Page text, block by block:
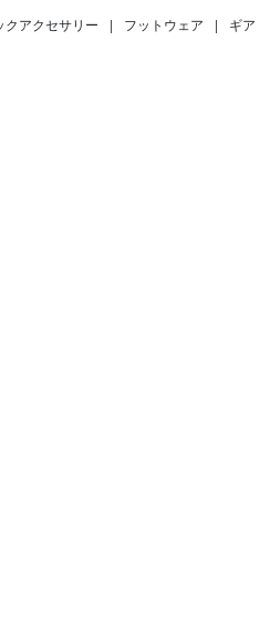
クアクセサリー | フットウェア | ギア